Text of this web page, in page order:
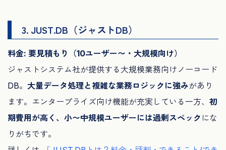
3. JUST.DB（ジャストDB）
料金: 要見積もり（10ユーザー〜・大規模向け）
ジャストシステム社が提供する大規模業務向けノーコード
DB。 大量データ処理と複雑な業務ロジックに強みがあり
ます。エンタープライズ向け機能が充実している一方、 初
期費用が高く、小〜中規模ユーザーには過剰スペック にな
りがちです。